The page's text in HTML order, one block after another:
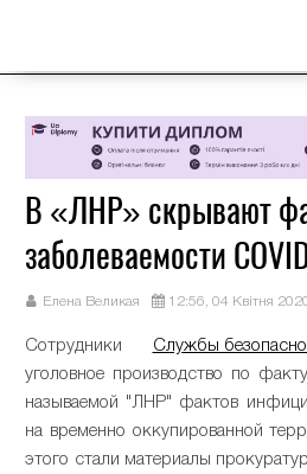
В «ЛНР» скрывают
заболеваемости
Елена Великая 12:56, 04 Квітня
Сотрудники Службы
уголовное производство по
называемой "ЛНР" фактов
на временно оккупированной
этого стали материалы